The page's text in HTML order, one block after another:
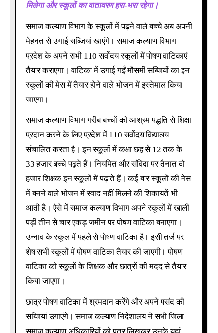
मिलेगा और स्कूलों का वातावरण हरा-भरा रहेगा।
समाज कल्याण विभाग के स्कूलों में पढ़ने वाले बच्चे अब अपनी
मेहनत से उगाई सब्जियां खाएंगे। समाज कल्याण विभाग
प्रदेश के अपने सभी 110 सर्वोदय स्कूलों में पोषण वाटिकाएं
तैयार कराएगा। वाटिका में उगाई गईं मौसमी सब्जियों का इन
स्कूलों की मेस में तैयार होने वाले भोजन में इस्तेमाल किया
जाएगा।
समाज कल्याण विभाग गरीब बच्चों को आश्रम पद्धति से शिक्षा
प्रदान करने के लिए प्रदेश में 110 सर्वोदय विद्यालय
संचालित करता है। इन स्कूलों में कक्षा छह से 12 तक के
33 हजार बच्चे पढ़ते हैं। नियमित और संविदा पर तैनात दो
हजार शिक्षक इन स्कूलों में पढ़ाते हैं। कई बार स्कूलों की मेस
में बनने वाले भोजन में स्वाद नहीं मिलने की शिकायतें भी
आती है। ऐसे में समाज कल्याण विभाग अपने स्कूलों में खाली
पड़ी तीन से चार एकड़ जमीन पर पोषण वाटिका बनाएगा।
उन्नाव के स्कूल में पहले से पोषण वाटिका है। इसी तर्ज पर
शेष सभी स्कूलों में पोषण वाटिका तैयार की जाएगी। पोषण
वाटिका को स्कूलों के शिक्षक और छात्रों की मदद से तैयार
किया जाएगा।
छात्र पोषण वाटिका में श्रमदान करेंगे और अपने पसंद की
सब्जियां उगाएंगे। समाज कल्याण निदेशालय ने सभी जिला